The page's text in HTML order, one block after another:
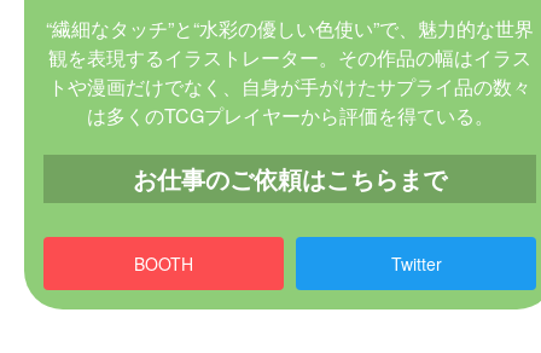
“繊細なタッチ”と“水彩の優しい色使い”で、魅力的な世界
観を表現するイラストレーター。その作品の幅はイラス
トや漫画だけでなく、自身が手がけたサプライ品の数々
は多くのTCGプレイヤーから評価を得ている。
お仕事のご依頼はこちらまで
BOOTH Twitter